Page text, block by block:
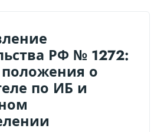
РФ № 1272:
о
по ИБ и